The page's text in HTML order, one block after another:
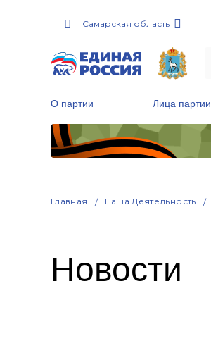
Самарская область
О партии Лица партии
Главная Наша Деятельность
Новости